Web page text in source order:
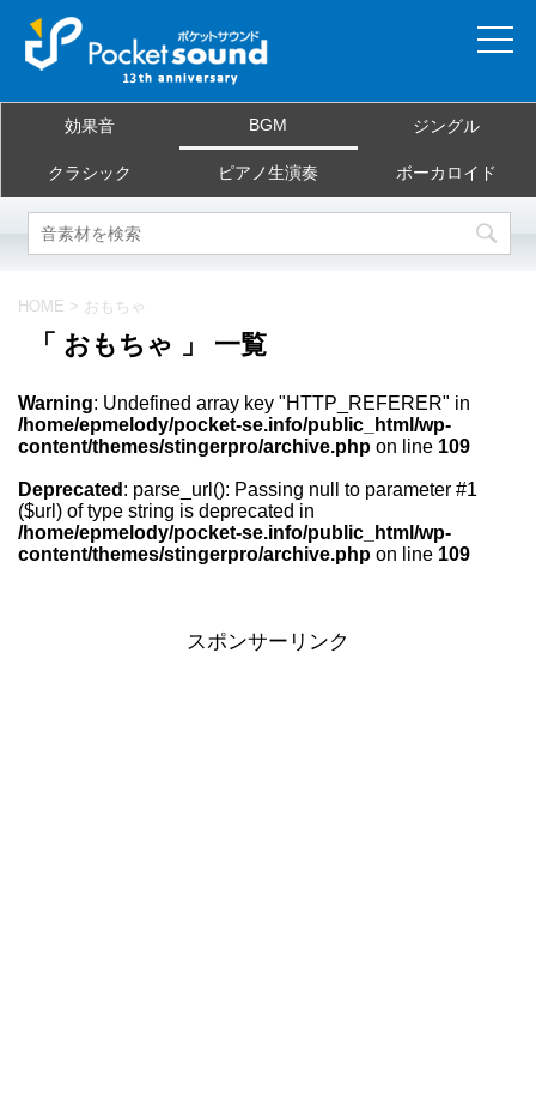
当サイトについて
ご利用規約
よくある質問
お問合せ
効果音 BGM ジングル
クラシック ピアノ生演奏 ボーカロイド
HOME > おもちゃ
「 おもちゃ 」 一覧
Warning: Undefined array key "HTTP_REFERER" in
/home/epmelody/pocket-se.info/public_html/wp-
content/themes/stingerpro/archive.php on line 109
Deprecated : parse_url(): Passing null to parameter #1
($url) of type string is deprecated in
/home/epmelody/pocket-se.info/public_html/wp-
content/themes/stingerpro/archive.php on line 109
スポンサーリンク